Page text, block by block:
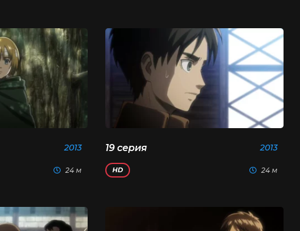
2013
24 м
19 серия 2013
HD 24 м